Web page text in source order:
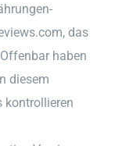
das
haben
diesem
kontrollieren